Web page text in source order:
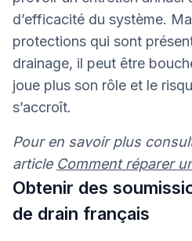
d’efficacité du système.
protections qui sont
drainage, il peut être
joue plus son rôle et le
s’accroît.
Pour en savoir plus
article Comment réparer
Obtenir des
de drain français